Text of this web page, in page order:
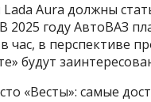
Aura должны
2025 году АвтоВАЗ
час, в перспективе
будут
«Весты»: самые